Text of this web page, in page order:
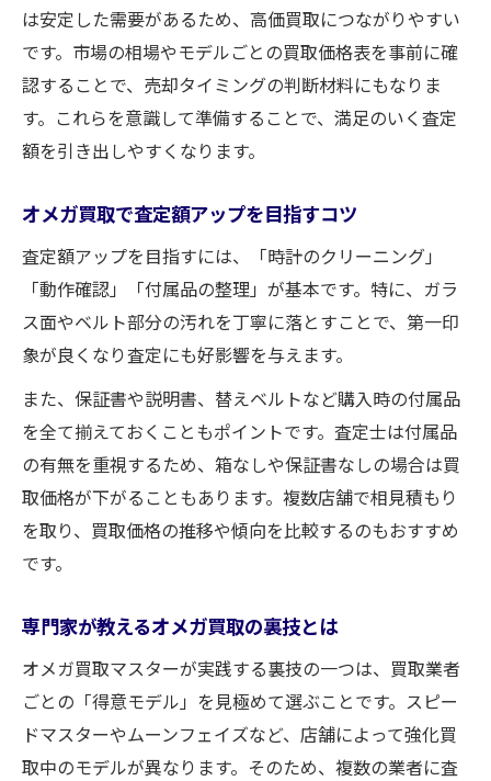
は安定した需要があるため、高価買取につながりやすい
です。市場の相場やモデルごとの買取価格表を事前に確
認することで、売却タイミングの判断材料にもなりま
す。これらを意識して準備することで、満足のいく査定
額を引き出しやすくなります。
オメガ買取で査定額アップを目指すコツ
査定額アップを目指すには、「時計のクリーニング」
「動作確認」「付属品の整理」が基本です。特に、ガラ
ス面やベルト部分の汚れを丁寧に落とすことで、第一印
象が良くなり査定にも好影響を与えます。
また、保証書や説明書、替えベルトなど購入時の付属品
を全て揃えておくこともポイントです。査定士は付属品
の有無を重視するため、箱なしや保証書なしの場合は買
取価格が下がることもあります。複数店舗で相見積もり
を取り、買取価格の推移や傾向を比較するのもおすすめ
です。
専門家が教えるオメガ買取の裏技とは
オメガ買取マスターが実践する裏技の一つは、買取業者
ごとの「得意モデル」を見極めて選ぶことです。スピー
ドマスターやムーンフェイズなど、店舗によって強化買
取中のモデルが異なります。そのため、複数の業者に査